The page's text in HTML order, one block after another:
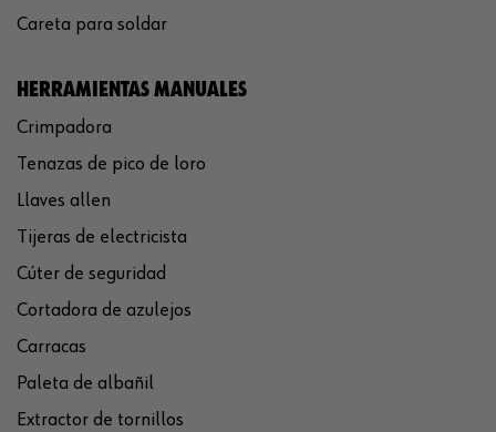
Careta para soldar
HERRAMIENTAS MANUALES
Crimpadora
Tenazas de pico de loro
Llaves allen
Tijeras de electricista
Cúter de seguridad
Cortadora de azulejos
Carracas
Paleta de albañil
Extractor de tornillos